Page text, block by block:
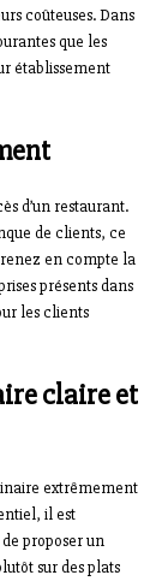
coûteuses. Dans
que les
établissement
d’un restaurant.
de clients, ce
en compte la
présents dans
les clients
claire et
extrêmement
il est
proposer un
sur des plats